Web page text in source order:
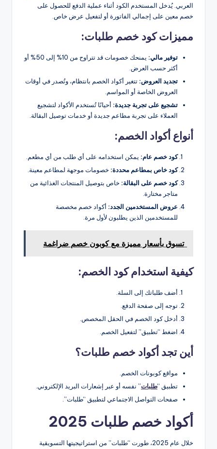
العربي. يُدخل المستخدم الكود أثناء عملية الدفع للحصول على
خصم معين على إجمالي الفاتورة أو لتفعيل عرض خاص.
مميزات كود خصم طلبات:
توفير مالي:
يمنحك خصومات قد تتراوح من 10% إلى 50% أو
أكثر حسب العرض.
تجديد العروض: تتغير أكواد الخصم بانتظام، وتُصدر في أوقات
العروض الخاصة أو المواسم.
تشجيع على تجربة جديدة: أحيانًا تُستخدم الأكواد لتشجيع
العملاء على تجربة مطاعم جديدة أو خدمات توصيل البقالة.
أنواع أكواد الخصم:
كود خصم عام: يمكن استخدامه على أي طلب من أي مطعم.
كود خاص بمطاعم محددة: خصومات موجهة لمطاعم معينة.
كود خصم على البقالة: خاص بتوصيل المنتجات الغذائية من
متاجر مختارة.
عروض المستخدمين الجدد: أكواد خصم مخصصة
للمستخدمين الذين يطلبون لأول مرة.
تسوق بأسعار مميزة مع كوبون خصم ضراغمة
كيفية استخدام كود الخصم:
أضف طلباتك إلى السلة.
توجه إلى صفحة الدفع.
أدخل كود الخصم في الحقل المخصص.
اضغط “تطبيق” لتفعيل الخصم.
أين تجد أكواد خصم طلبات؟
مواقع كوبونات الخصم.
تطبيق “طلبات” نفسه أو عبر إشعارات البريد الإلكتروني.
صفحات التواصل الاجتماعي لتطبيق “طلبات”.
أكواد خصم طلبات 2025
خلال عام 2025، طورت “طلبات” من استراتيجيتها التسويقية